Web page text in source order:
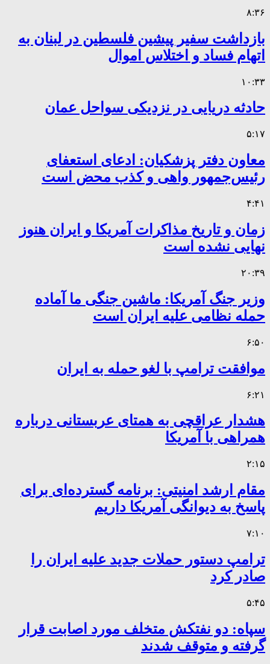
۸:۳۶
بازداشت سفیر پیشین فلسطین در لبنان به
اتهام فساد و اختلاس اموال
۱۰:۳۳
حادثه دریایی در نزدیکی سواحل عمان
۵:۱۷
معاون دفتر پزشکیان: ادعای استعفای
رئیس‌جمهور واهی و کذب محض است
۴:۴۱
زمان و تاریخ مذاکرات آمریکا و ایران هنوز
نهایی نشده است
۲۰:۳۹
وزیر جنگ آمریکا: ماشین جنگی ما آماده
حمله نظامی علیه ایران است
۶:۵۰
موافقت ترامپ با لغو حمله به ایران
۶:۲۱
هشدار عراقچی به همتای عربستانی درباره
همراهی با آمریکا
۲:۱۵
مقام ارشد امنیتی: برنامه گسترده‌ای برای
پاسخ به دیوانگی آمریکا داریم
۷:۱۰
ترامپ دستور حملات جدید علیه ایران را
صادر کرد
۵:۴۵
سپاه: دو نفتکش متخلف مورد اصابت قرار
گرفته و متوقف شدند